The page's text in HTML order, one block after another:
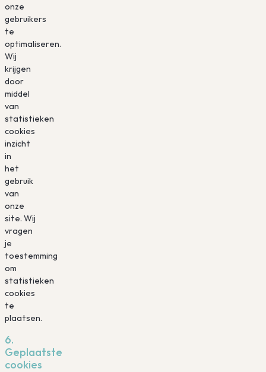
onze
gebruikers
te
optimaliseren.
Wij
krijgen
door
middel
van
statistieken
cookies
inzicht
in
het
gebruik
van
onze
site. Wij
vragen
je
toestemming
om
statistieken
cookies
te
plaatsen.
6.
Geplaatste
cookies